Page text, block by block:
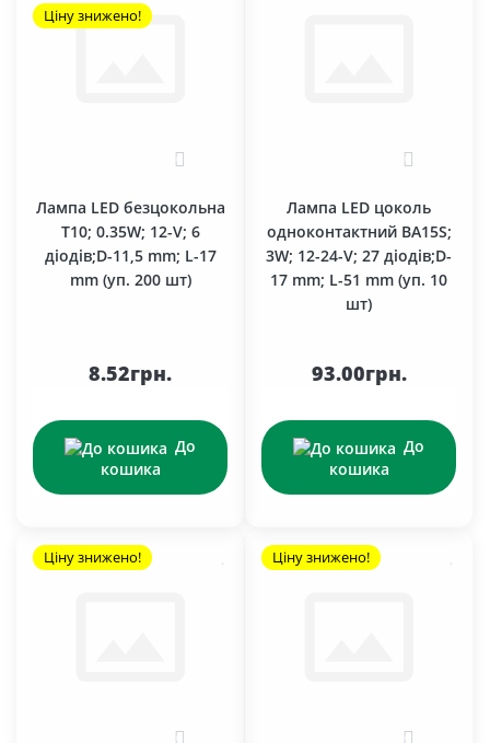
Ціну знижено!
Лампа LED безцокольна
T10; 0.35W; 12-V; 6
діодів;D-11,5 mm; L-17
mm (уп. 200 шт)
8.52грн.
До
кошика
Лампа LED цоколь
одноконтактний BA15S;
3W; 12-24-V; 27 діодів;D-
17 mm; L-51 mm (уп. 10
шт)
93.00грн.
До
кошика
Ціну знижено!
0
Ціну знижено!
0